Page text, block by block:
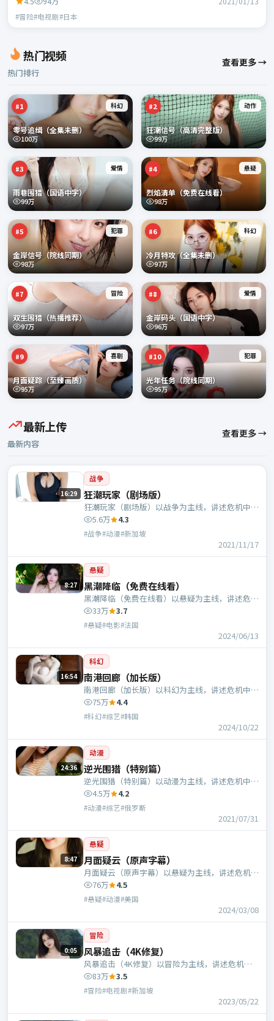
#冒险#电视剧#日本
热门视频
热门排行
查看更多 →
#1 科幻
零号追缉（全集未删）
100万
#2 动作
狂潮信号（高清完整版）
99万
#3 爱情
雨巷围猎（国语中字）
99万
#4 悬疑
烈焰清单（免费在线看）
98万
#5 犯罪
金岸信号（院线同期）
98万
#6 科幻
冷月特攻（全集未删）
97万
#7 冒险
双生围猎（热播推荐）
97万
#8 爱情
金岸码头（国语中字）
96万
#9 喜剧
月面疑踪（至臻画质）
95万
#10 犯罪
光年任务（院线同期）
95万
最新上传
最新内容
查看更多 →
16:29
战争
狂潮玩家（剧场版）
狂潮玩家（剧场版）以战争为主线，讲述危机中的
抉择与人物成长；新加坡班底，朴赞郁执导，长泽
雅美、白宇等主演。
5.6万 4.3
#战争#动漫#新加坡
2021/11/17
8:27
悬疑
黑潮降临（免费在线看）
黑潮降临（免费在线看）以悬疑为主线，讲述危机
中的抉择与人物成长；法国班底，乌尔善执导，张
曼玉、谭卓等主演。
33万 3.7
#悬疑#电影#法国
2024/06/13
16:54
科幻
南港回廊（加长版）
南港回廊（加长版）以科幻为主线，讲述危机中的
抉择与人物成长；韩国班底，申奥执导，胡歌、倪
妮等主演。
75万 4.4
#科幻#综艺#韩国
2024/10/22
24:36
动漫
逆光围猎（特别篇）
逆光围猎（特别篇）以动漫为主线，讲述危机中的
抉择与人物成长；俄罗斯班底，诺兰执导，沈腾、
章子怡等主演。
4.5万 4.2
#动漫#综艺#俄罗斯
2021/07/31
8:47
悬疑
月面疑云（原声字幕）
月面疑云（原声字幕）以悬疑为主线，讲述危机中
的抉择与人物成长；美国班底，五百执导，凯特·
布兰切特、廖凡等主演。
76万 4.5
#悬疑#动漫#美国
2024/03/08
0:05
冒险
风暴追击（4K修复）
风暴追击（4K修复）以冒险为主线，讲述危机中
的抉择与人物成长；新加坡班底，孔笙执导，周
迅、刘亦菲等主演。
83万 3.5
#冒险#电视剧#新加坡
2023/05/22